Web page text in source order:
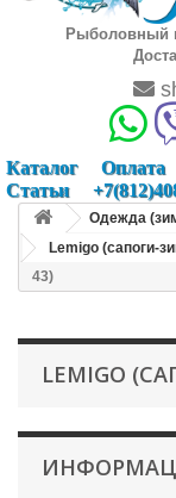
Рыболовный
Каталог Оплата
Статьи
Одежда
Lemigo (сапоги-
43)
LEMIGO